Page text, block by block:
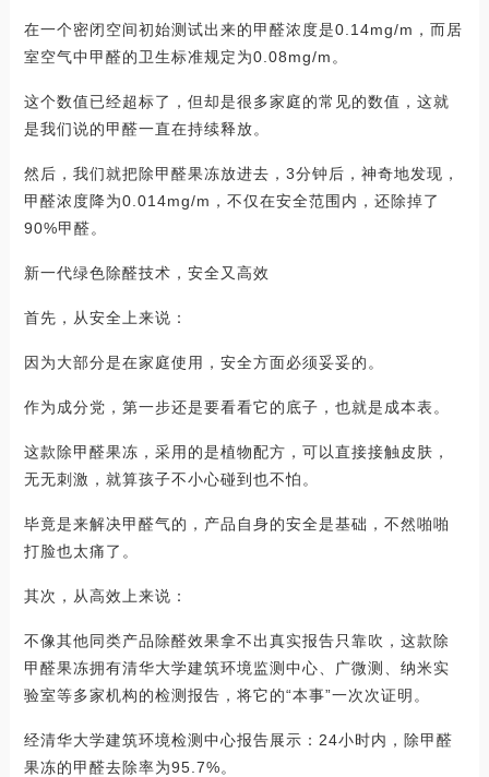
在一个密闭空间初始测试出来的甲醛浓度是0.14mg/m，而居
室空气中甲醛的卫生标准规定为0.08mg/m。
这个数值已经超标了，但却是很多家庭的常见的数值，这就
是我们说的甲醛一直在持续释放。
然后，我们就把除甲醛果冻放进去，3分钟后，神奇地发现，
甲醛浓度降为0.014mg/m，不仅在安全范围内，还除掉了
90%甲醛。
新一代绿色除醛技术，安全又高效
首先，从安全上来说：
因为大部分是在家庭使用，安全方面必须妥妥的。
作为成分党，第一步还是要看看它的底子，也就是成本表。
这款除甲醛果冻，采用的是植物配方，可以直接接触皮肤，
无无刺激，就算孩子不小心碰到也不怕。
毕竟是来解决甲醛气的，产品自身的安全是基础，不然啪啪
打脸也太痛了。
其次，从高效上来说：
不像其他同类产品除醛效果拿不出真实报告只靠吹，这款除
甲醛果冻拥有清华大学建筑环境监测中心、广微测、纳米实
验室等多家机构的检测报告，将它的“本事”一次次证明。
经清华大学建筑环境检测中心报告展示：24小时内，除甲醛
果冻的甲醛去除率为95.7%。